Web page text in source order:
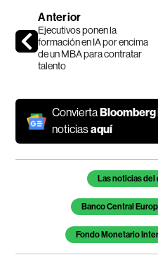
Anterior
Ejecutivos ponen la
formación en IA por encima
de un MBA para contratar
talento
Convierta Bloomberg
noticiasaquí
Temas de este artículo
Las noticias del
Banco Central
Fondo Monetario